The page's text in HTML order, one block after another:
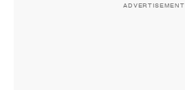
ADVERTISEMENT